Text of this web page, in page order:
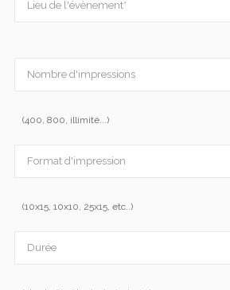
(400, 800, illimité...)
(10x15, 10x10, 25x15, etc..)